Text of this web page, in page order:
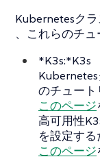
Kubernetesク
、これらのチ
*K3s:*K3s
のチュート
このページ
高可用性
を設定する
このページ